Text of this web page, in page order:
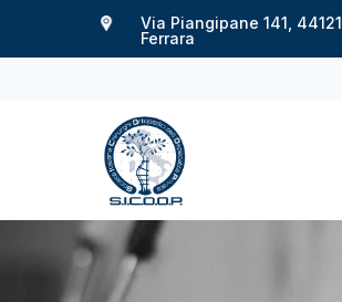
Via Piangipane 141, 44121
Ferrara